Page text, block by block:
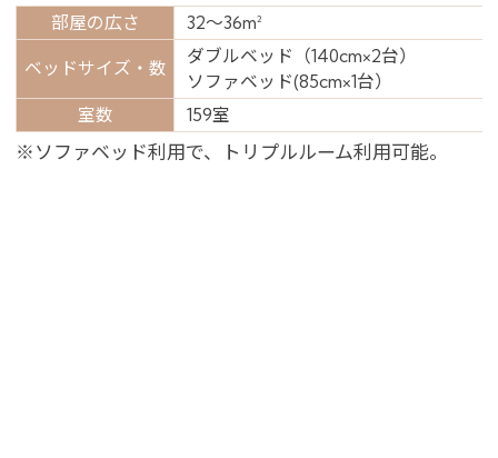
部屋の広さ 32～36m2
ベッドサイズ・数
ダブルベッド（140cm×2台）
ソファベッド(85cm×1台）
室数
159室
※ソファベッド利用で、トリプルルーム利用可能。